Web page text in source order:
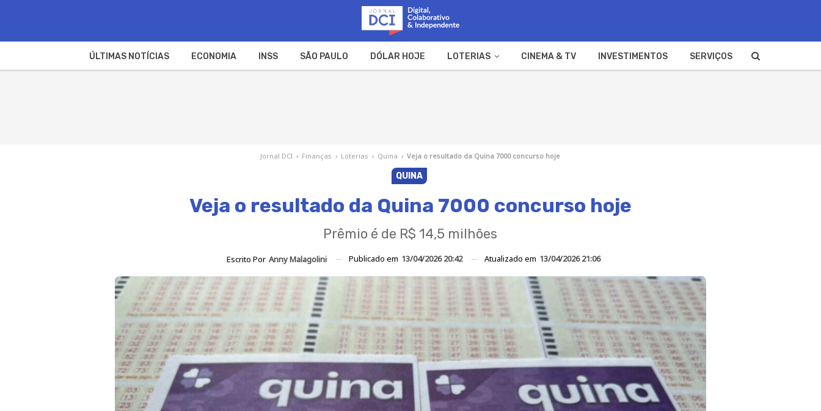
ÚLTIMAS NOTÍCIAS ECONOMIA INSS SÃO PAULO DÓLAR HOJE LOTERIAS CINEMA & TV INVESTIMENTOS SERVIÇOS
Jornal DCI › Finanças › Loterias › Quina › Veja o resultado da Quina 7000 concurso hoje
QUINA
Veja o resultado da Quina 7000 concurso hoje
Prêmio é de R$ 14,5 milhões
Escrito Por Anny Malagolini Publicado em 13/04/2026 20:42 Atualizado em 13/04/2026 21:06